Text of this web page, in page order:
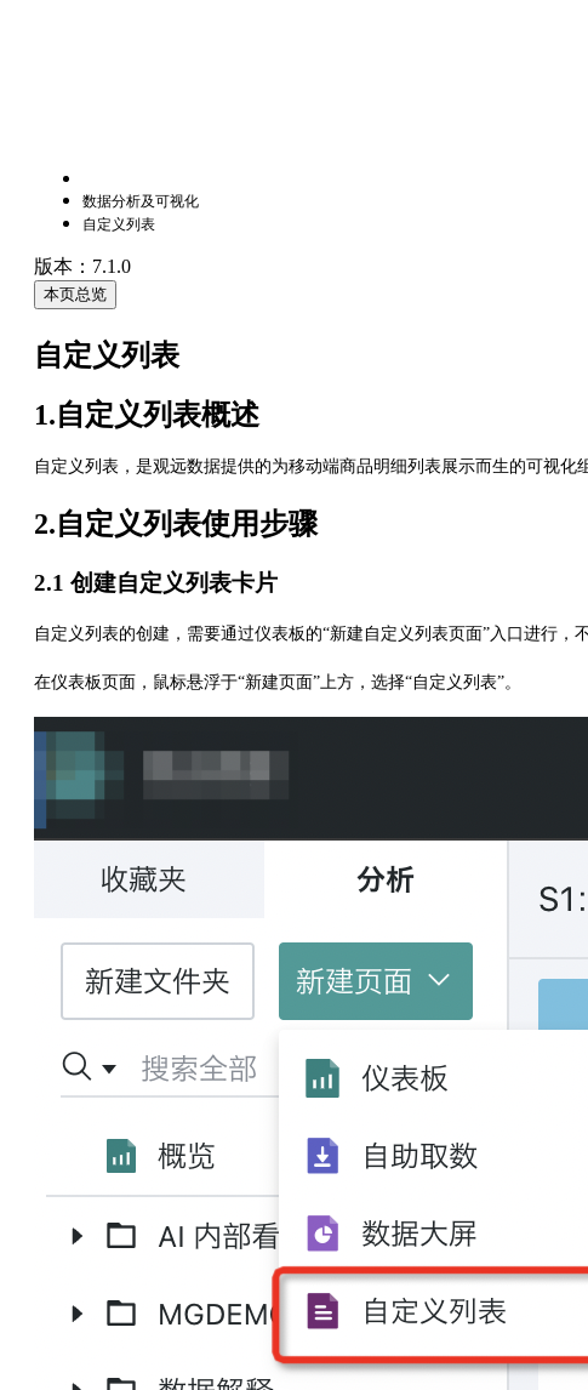
数据分析及可视化
自定义列表
版本：7.1.0
本页总览
自定义列表
1.自定义列表概述
自定义列表，是观远数据提供的为移动端商品明细列表展示而生的可视
2.自定义列表使用步骤
2.1 创建自定义列表卡片
自定义列表的创建，需要通过仪表板的“新建自定义列表页面”入口进行，
在仪表板页面，鼠标悬浮于“新建页面”上方，选择“自定义列表”。